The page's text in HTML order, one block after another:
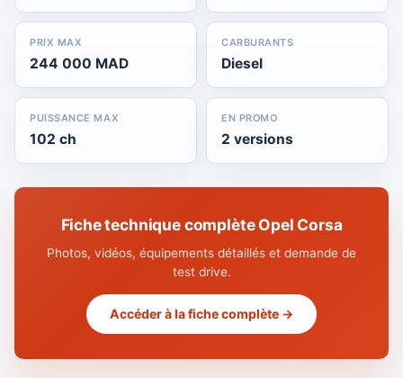
PRIX MAX
244 000 MAD
CARBURANTS
Diesel
PUISSANCE MAX
102 ch
EN PROMO
2 versions
Fiche technique complète Opel Corsa
Photos, vidéos, équipements détaillés et demande de
test drive.
Accéder à la fiche complète →